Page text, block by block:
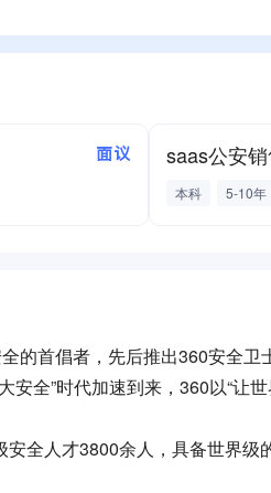
面议 saas公安销
本科 5-10年
的首倡者，先后推出360安全卫士
全”时代加速到来，360以“让
安全人才3800余人，具备世界级
技术专利。2014年以来，360持